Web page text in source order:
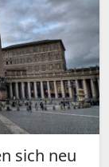
sich neu